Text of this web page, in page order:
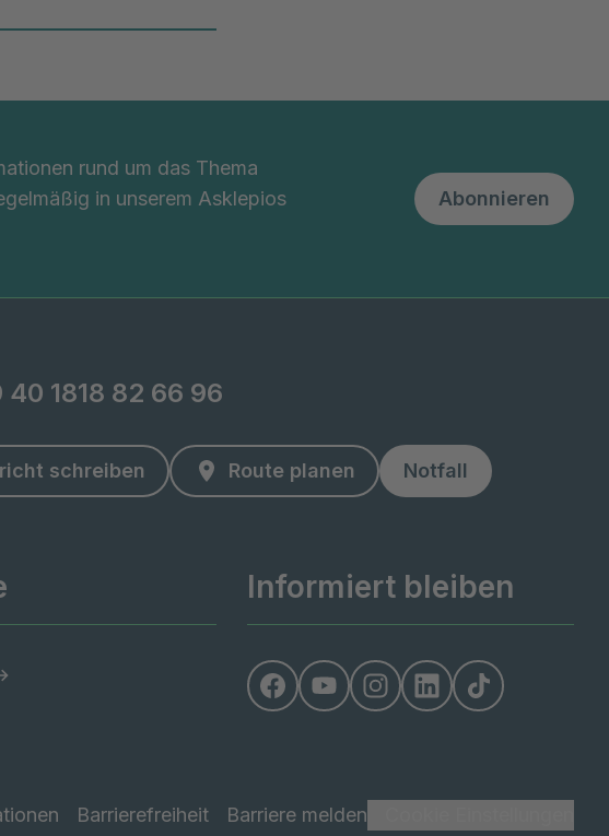
rund um das Thema
in unserem Asklepios
Abonnieren
40 1818 82 66 96
schreiben Route planen Notfall
Informiert bleiben
Barrierefreiheit Barriere melden